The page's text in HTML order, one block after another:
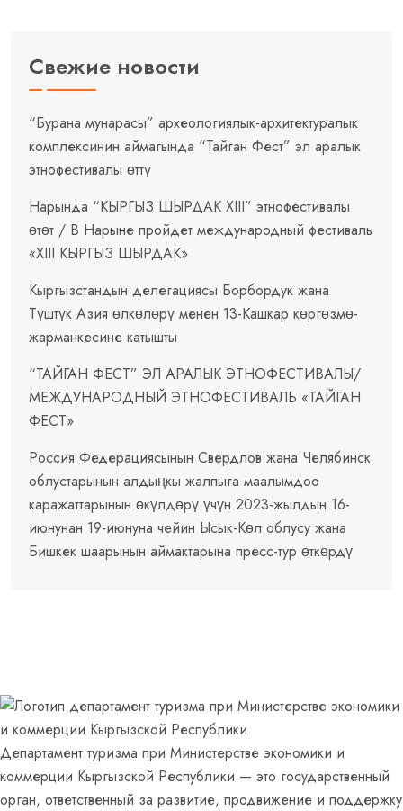
Свежие новости
“Бурана мунарасы” археологиялык-архитектуралык
комплексинин аймагында “Тайган Фест” эл аралык
этнофестивалы өттү
Нарында “КЫРГЫЗ ШЫРДАК XIII” этнофестивалы
өтөт / В Нарыне пройдет международный фестиваль
«XIII КЫРГЫЗ ШЫРДАК»
Кыргызстандын делегациясы Борбордук жана
Түштүк Азия өлкөлөрү менен 13-Кашкар көргөзмө-
жарманкесине катышты
“ТАЙГАН ФЕСТ” ЭЛ АРАЛЫК ЭТНОФЕСТИВАЛЫ/
МЕЖДУНАРОДНЫЙ ЭТНОФЕСТИВАЛЬ «ТАЙГАН
ФЕСТ»
Россия Федерациясынын Свердлов жана Челябинск
облустарынын алдыңкы жалпыга маалымдоо
каражаттарынын өкүлдөрү үчүн 2023-жылдын 16-
июнунан 19-июнуна чейин Ысык-Көл облусу жана
Бишкек шаарынын аймактарына пресс-тур өткөрдү
Департамент туризма при Министерстве экономики и
коммерции Кыргызской Республики — это государственный
орган, ответственный за развитие, продвижение и поддержку